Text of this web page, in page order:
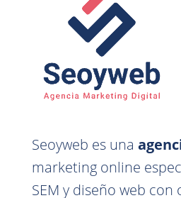
Seoyweb es una
marketing online
SEM y diseño web con